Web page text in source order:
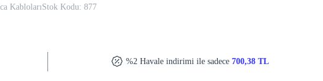
KablolarıStok Kodu: 877
%2 Havale indirimi ile sadece700,38 TL